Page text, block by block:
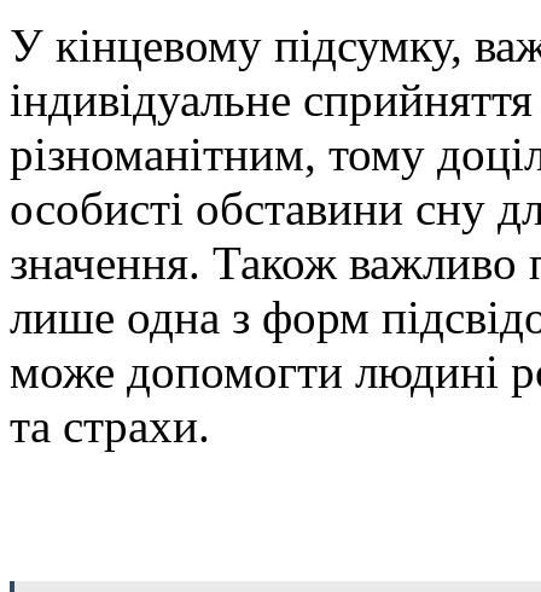
У кінцевому підсумку,
індивідуальне
різноманітним, тому
особисті обставини сну
значення. Також важливо
лише одна з форм
може допомогти людині
та страхи.